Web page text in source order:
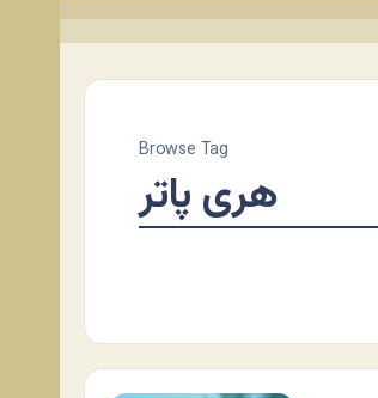
Browse Tag
هری پاتر